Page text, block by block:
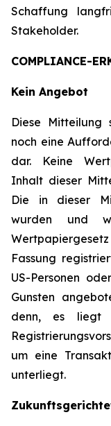
Schaffung
Stakeholder.
COMPLIANCE-
Kein Angebot
Diese Mitteilung
noch eine
dar. Keine
Inhalt dieser
Die in dieser
wurden und
Fassung
US-Personen
Gunsten
denn, es liegt
um eine
unterliegt.